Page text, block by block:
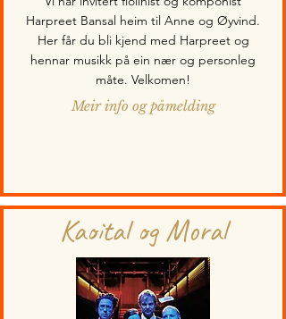
Harpreet Bansal heim til Anne og Øyvind.
Her får du bli kjend med Harpreet og
hennar musikk på ein nær og personleg
måte. Velkomen!
Meir info og påmelding
Kaoital og Moral